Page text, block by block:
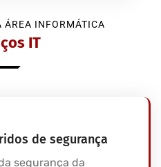
ÁREA INFORMÁTICA
IT
de segurança
segurança da